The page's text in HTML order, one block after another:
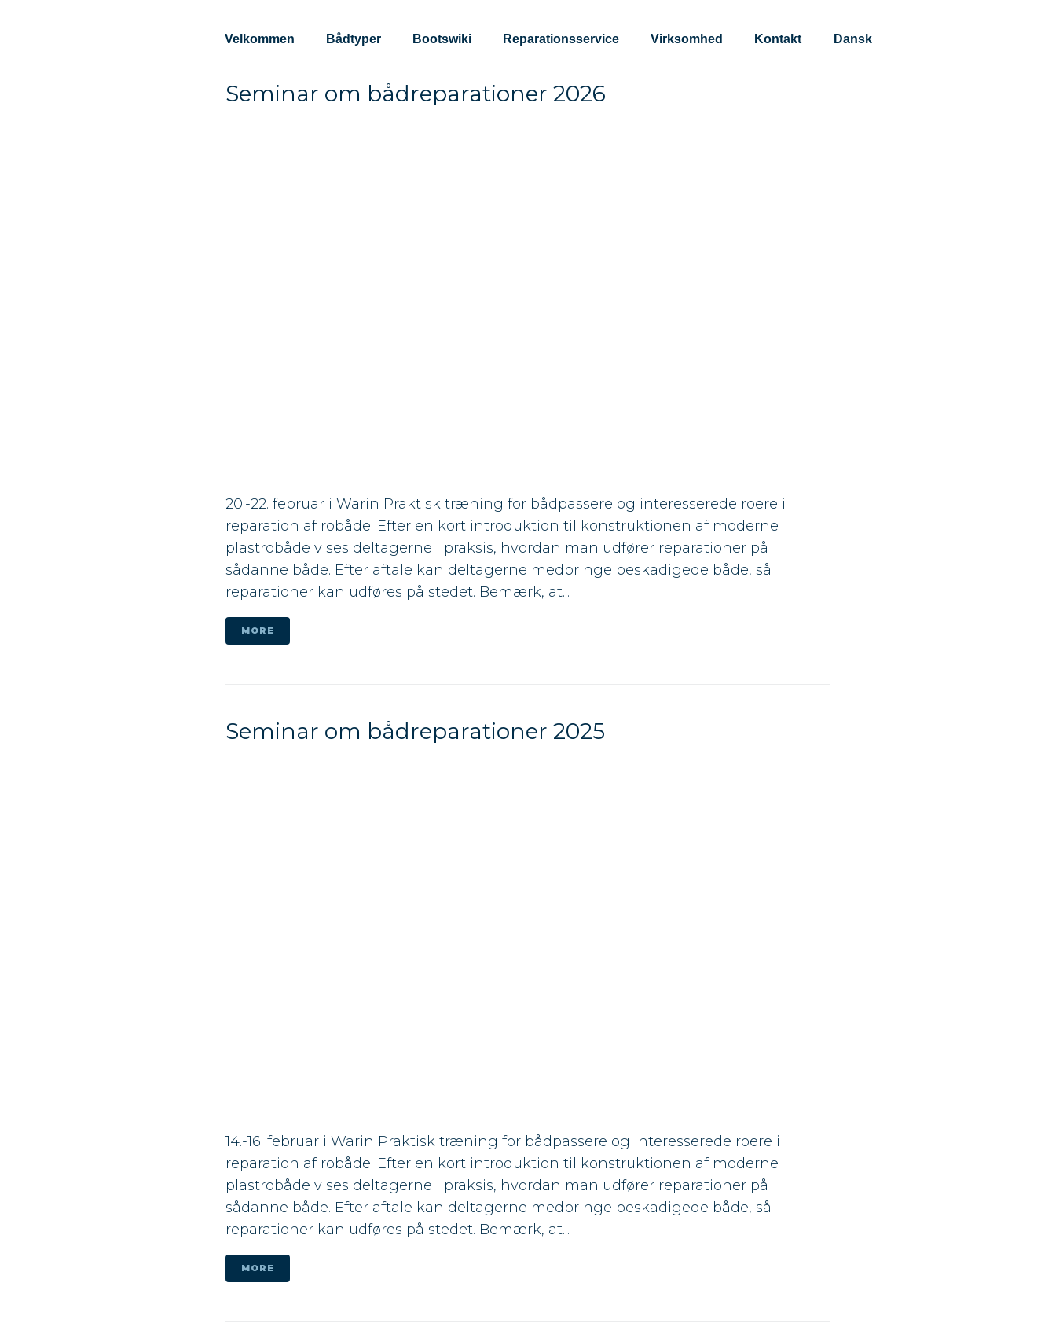
Velkommen Bådtyper Bootswiki Reparationsservice Virksomhed Kontakt Dansk
Seminar om bådreparationer 2026
20.-22. februar i Warin Praktisk træning for bådpassere og interesserede roere i
reparation af robåde. Efter en kort introduktion til konstruktionen af moderne
plastrobåde vises deltagerne i praksis, hvordan man udfører reparationer på
sådanne både. Efter aftale kan deltagerne medbringe beskadigede både, så
reparationer kan udføres på stedet. Bemærk, at...
MORE
Seminar om bådreparationer 2025
14.-16. februar i Warin Praktisk træning for bådpassere og interesserede roere i
reparation af robåde. Efter en kort introduktion til konstruktionen af moderne
plastrobåde vises deltagerne i praksis, hvordan man udfører reparationer på
sådanne både. Efter aftale kan deltagerne medbringe beskadigede både, så
reparationer kan udføres på stedet. Bemærk, at...
MORE